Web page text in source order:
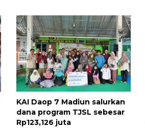
KAI Daop 7 Madiun salurkan
dana program TJSL sebesar
Rp123,126 juta